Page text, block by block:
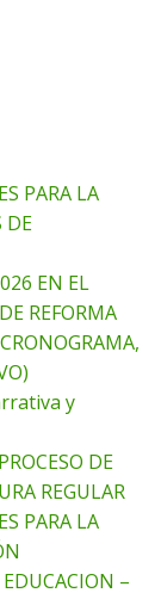
PARA LA
DE
EN EL
REFORMA
y
DE
REGULAR
PARA LA
EDUCACION –